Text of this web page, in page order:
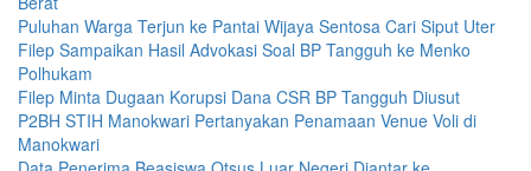
Puluhan Warga Terjun ke Pantai Wijaya Sentosa Cari Siput Uter
Filep Sampaikan Hasil Advokasi Soal BP Tangguh ke Menko
Polhukam
Filep Minta Dugaan Korupsi Dana CSR BP Tangguh Diusut
P2BH STIH Manokwari Pertanyakan Penamaan Venue Voli di
Manokwari